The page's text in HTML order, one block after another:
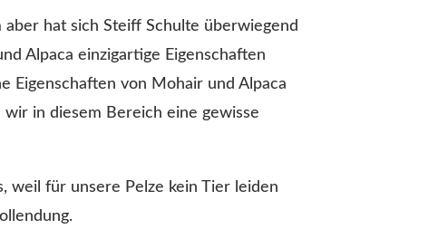
hat sich Steiff Schulte überwiegend
Alpaca einzigartige Eigenschaften
Eigenschaften von Mohair und Alpaca
in diesem Bereich eine gewisse
weil für unsere Pelze kein Tier leiden